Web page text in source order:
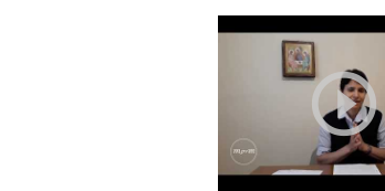
play_circle_outline